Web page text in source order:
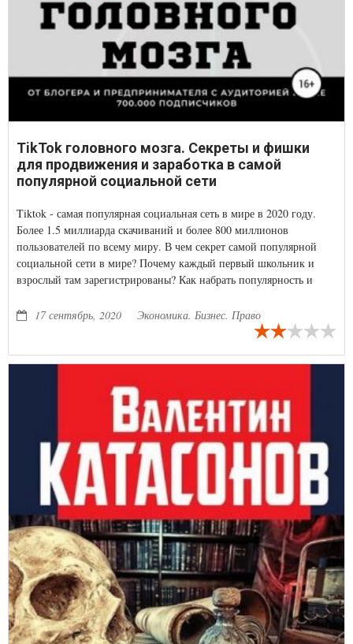
TikTok головного мозга. Секреты и фишки
для продвижения и заработка в самой
популярной социальной сети
Tiktok - самая популярная социальная сеть в мире в 2020 году.
Более 1.5 миллиарда скачиваний и более 800 миллионов
пользователей по всему миру. В чем секрет самой популярной
социальной сети в мире? Почему каждый первый школьник и
взрослый там зарегистрированы? Как набрать популярность и
снимать видео на миллион просмотров?
17 сентябрь, 2020 Экономика. Бизнес. Право